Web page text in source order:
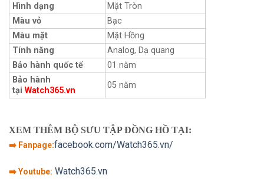
Hình dạng
Mặt Tròn
Màu vỏ
Bạc
Màu mặt
Mặt Hồng
Tính năng
Analog, Dạ quang
Bảo hành quốc tế
01 năm
Bảo hành
tại Watch365.vn
05 năm
XEM THÊM BỘ SƯU TẬP ĐỒNG HỒ TẠI:
➡️ Fanpage:facebook.com/Watch365.vn/
➡️ Youtube: Watch365.vn